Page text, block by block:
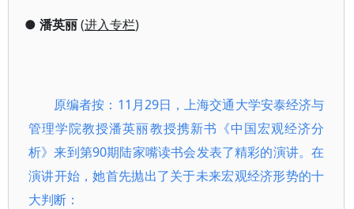
● 潘英丽(进入专栏)
原编者按：11月29日，上海交通大学安泰经济与
管理学院教授潘英丽教授携新书《中国宏观经济分
析》来到第90期陆家嘴读书会发表了精彩的演讲。在
演讲开始，她首先抛出了关于未来宏观经济形势的十
大判断：